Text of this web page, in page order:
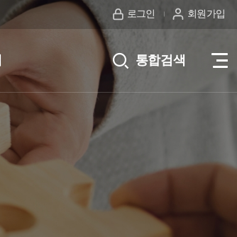
로그인 회원가입
통합검색
전
메